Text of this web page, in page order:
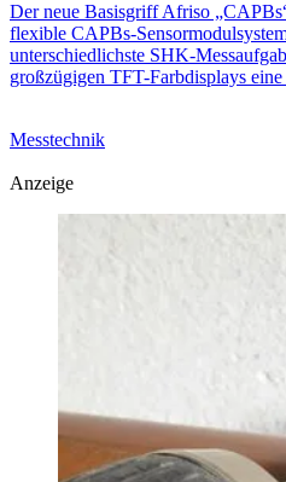
Der neue Basisgriff Afriso
flexible CAPBs-
unterschiedlichste SHK-
großzügigen TFT-Farbdisplays
Messtechnik
Anzeige